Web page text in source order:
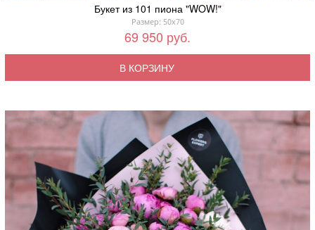
Букет из 101 пиона "WOW!"
Размер: 50x70
69 950 руб.
В КОРЗИНУ